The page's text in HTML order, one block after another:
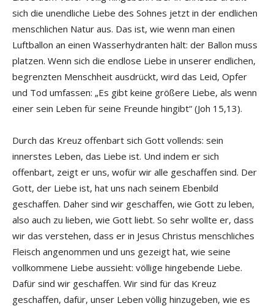
sich die unendliche Liebe des Sohnes jetzt in der endlichen
menschlichen Natur aus. Das ist, wie wenn man einen
Luftballon an einen Wasserhydranten hält: der Ballon muss
platzen. Wenn sich die endlose Liebe in unserer endlichen,
begrenzten Menschheit ausdrückt, wird das Leid, Opfer
und Tod umfassen: „Es gibt keine größere Liebe, als wenn
einer sein Leben für seine Freunde hingibt“ (Joh 15,13).
Durch das Kreuz offenbart sich Gott vollends: sein
innerstes Leben, das Liebe ist. Und indem er sich
offenbart, zeigt er uns, wofür wir alle geschaffen sind. Der
Gott, der Liebe ist, hat uns nach seinem Ebenbild
geschaffen. Daher sind wir geschaffen, wie Gott zu leben,
also auch zu lieben, wie Gott liebt. So sehr wollte er, dass
wir das verstehen, dass er in Jesus Christus menschliches
Fleisch angenommen und uns gezeigt hat, wie seine
vollkommene Liebe aussieht: völlige hingebende Liebe.
Dafür sind wir geschaffen. Wir sind für das Kreuz
geschaffen, dafür, unser Leben völlig hinzugeben, wie es